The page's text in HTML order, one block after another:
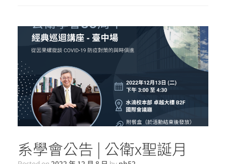
系學會公告 | 公衛x聖誕月